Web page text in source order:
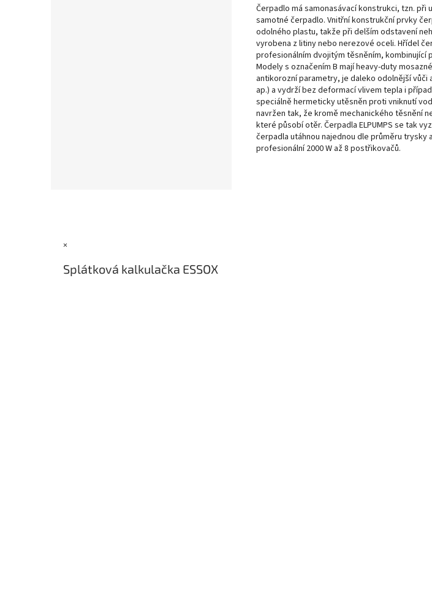
Čerpadlo má samonasávací konstrukci, tzn.
samotné čerpadlo. Vnitřní konstrukční prvky
odolného plastu, takže při delším odstavení
vyrobena z litiny nebo nerezové oceli. Hřídel
profesionálním dvojitým těsněním, kombinující
Modely s označením B mají heavy-duty
antikorozní parametry, je daleko odolnější
ap.) a vydrží bez deformací vlivem tepla i
speciálně hermeticky utěsněn proti vniknutí
navržen tak, že kromě mechanického těsnění
které působí otěr. Čerpadla ELPUMPS se tak
čerpadla utáhnou najednou dle průměru trysky
profesionální 2000 W až 8 postřikovačů.
×
Splátková kalkulačka ESSOX